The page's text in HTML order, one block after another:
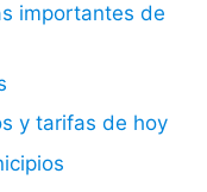
importantes de
y tarifas de hoy